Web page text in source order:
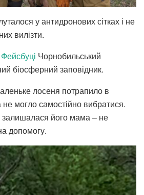
у антидронових сітках і не
вилізти.
Фейсбуці Чорнобильський
біосферний заповідник.
лосеня потрапило в
не могло самостійно вибратися.
залишалася його мама – не
допомогу.